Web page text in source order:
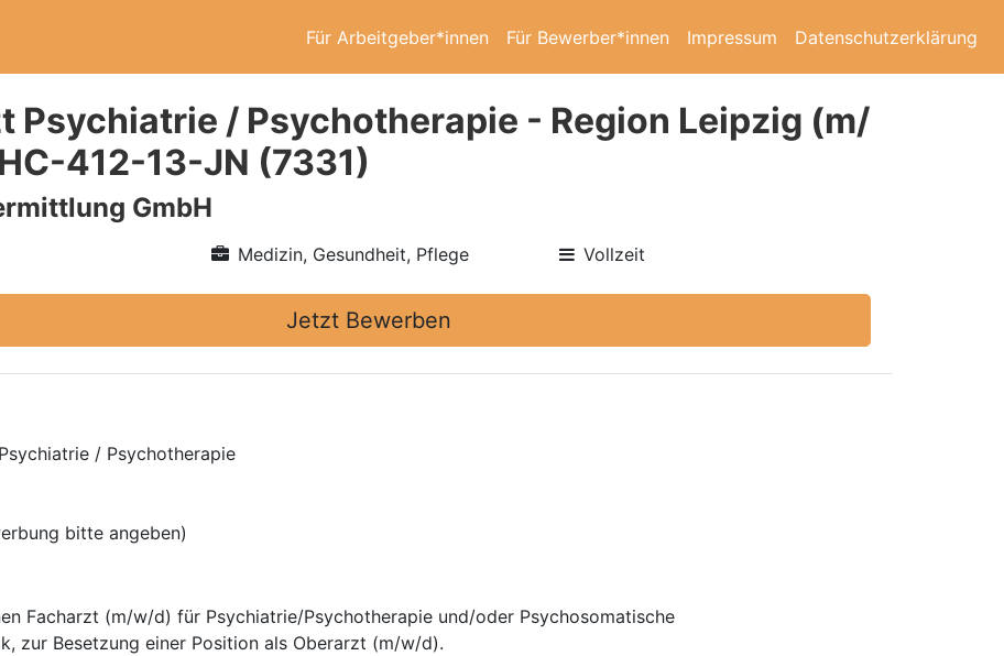
Für Arbeitgeber*innen Für Bewerber*innen Impressum Datenschutzerklärung
Psychiatrie / Psychotherapie - Region Leipzig (m/
412-13-JN (7331)
GmbH
Medizin, Gesundheit, Pflege Vollzeit
Jetzt Bewerben
/ Psychotherapie
bitte angeben)
Facharzt (m/w/d) für Psychiatrie/Psychotherapie und/oder Psychosomatische
zur Besetzung einer Position als Oberarzt (m/w/d).